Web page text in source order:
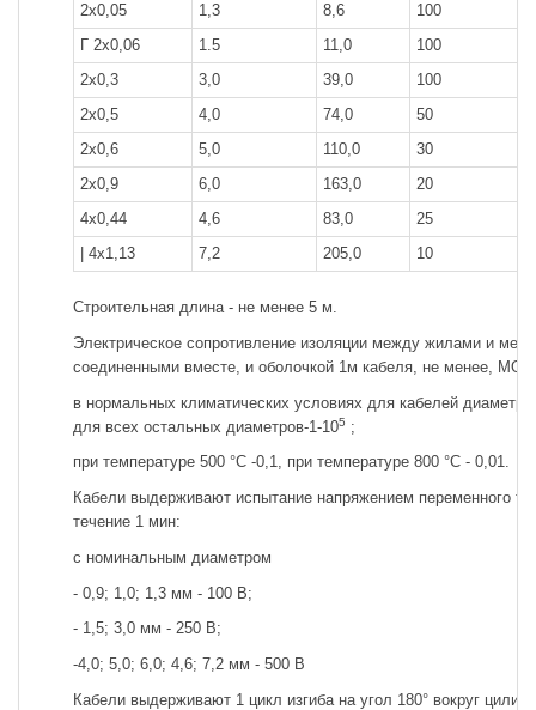
2x0,05
1,3 8,6
100
Г 2x0,06
1.5 11,0
100
2x0,3
3,0 39,0
100
2x0,5
4,0 74,0
50
2x0,6
5,0 110,0
30
2x0,9
6,0 163,0
20
4x0,44
4,6 83,0
25
| 4x1,13
7,2 205,0 10
Строительная длина - не менее 5 м.
Электрическое сопротивление изоляции между жилами и
соединенными вместе, и оболочкой 1м кабеля, не менее,
в нормальных климатических условиях для кабелей
для всех остальных диаметров-1-105 ;
при температуре 500 °С -0,1, при температуре 800 °С - 0,01.
Кабели выдерживают испытание напряжением переменного
течение 1 мин:
с номинальным диаметром
- 0,9; 1,0; 1,3 мм - 100 В;
- 1,5; 3,0 мм - 250 В;
-4,0; 5,0; 6,0; 4,6; 7,2 мм - 500 В
Кабели выдерживают 1 цикл изгиба на угол 180° вокруг